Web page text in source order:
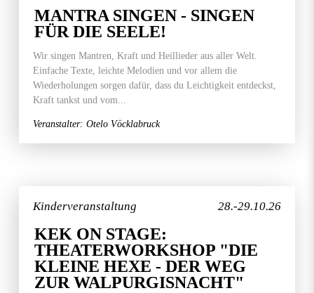
MANTRA SINGEN - SINGEN
FÜR DIE SEELE!
Wir singen Mantren, Kraft und Heillieder aus aller Welt.
Einfache Texte, leichte Melodien und vor allem die
Wiederholungen sorgen dafür, dass du Leichtigkeit entdeckst,
Kraft tankst und vom...
Veranstalter: Otelo Vöcklabruck
28.-29.10.26
Kinderveranstaltung
KEK ON STAGE:
THEATERWORKSHOP "DIE
KLEINE HEXE - DER WEG
ZUR WALPURGISNACHT"